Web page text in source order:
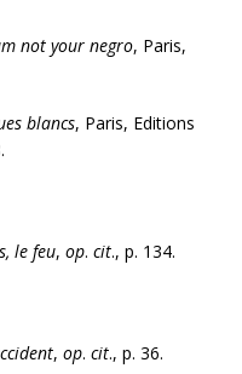
not your negro, Paris,
blancs, Paris, Editions
le feu, op. cit., p. 134.
, op. cit., p. 36.